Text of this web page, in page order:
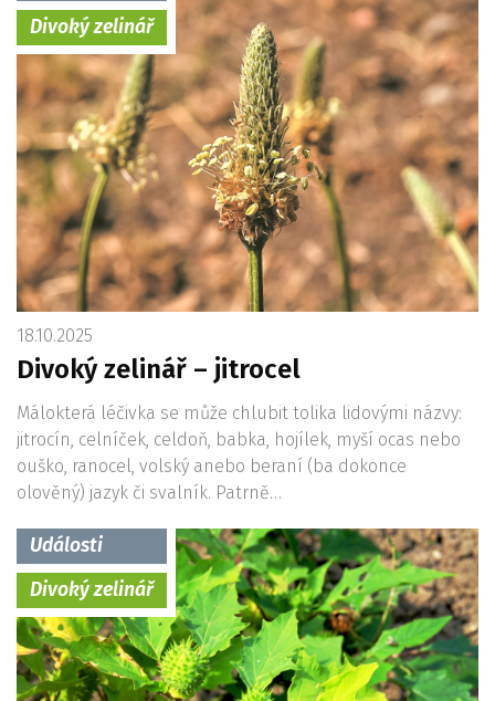
Divoký zelinář
18.10.2025
Divoký zelinář – jitrocel
Málokterá léčivka se může chlubit tolika lidovými názvy:
jitrocín, celníček, celdoň, babka, hojílek, myší ocas nebo
ouško, ranocel, volský anebo beraní (ba dokonce
olověný) jazyk či svalník. Patrně…
Události
Divoký zelinář